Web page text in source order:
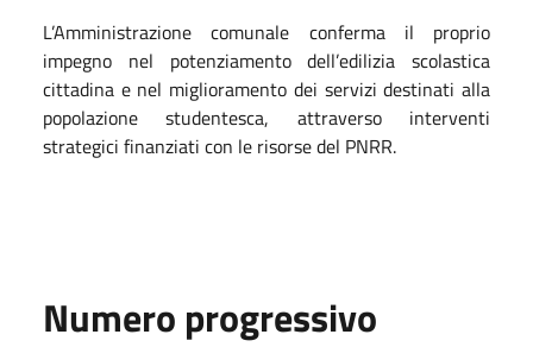
L’Amministrazione comunale conferma il proprio
impegno nel potenziamento dell’edilizia scolastica
cittadina e nel miglioramento dei servizi destinati alla
popolazione studentesca, attraverso interventi
strategici finanziati con le risorse del PNRR.
Numero progressivo